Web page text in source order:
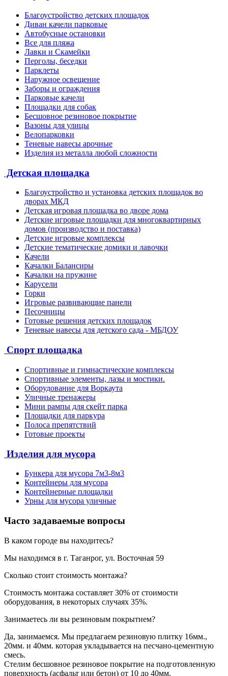
Благоустройство детских площадок
Диван качели парковые
Автобусные остановки
Все для пляжа
Лавки и Скамейки
Перголы, беседки
Парклеты
Наружное освещение
Заборы и ограждения
Парковые качели
Площадки для собак
Бесшовное резиновое покрытие
Вазоны для улицы
Велопарковки
Теневые навесы арочные
Изделия из металла любой сложности
Детская площадка
Благоустройство и установка детских площадок во
дворах МКД
Детская игровая площадка во дворе дома
Детские игровые площадки для многоквартирных
домов (производство и поставка)
Детские игровые комплексы
Детские тематические домики и лавочки
Качели
Качалки Балансиры
Качалки на пружине
Карусели
Горки
Игровые развивающие панели
Песочницы
Готовые решения детских площадок
Теневые навесы для детского сада - МБДОУ
Спорт площадка
Спортивные и гимнастические комплексы
Спортивные элементы, лазы и мостики.
Оборудование для Воркаута
Уличные тренажеры
Мини рампы для скейт парка
Площадки для паркура
Полоса препятствий
Готовые проекты
Изделия для мусора
Бункера для мусора 7м3-8м3
Контейнеры для мусора
Контейнерные площадки
Урны для мусора уличные
Часто задаваемые вопросы
В каком городе вы находитесь?
Мы находимся в г. Таганрог, ул. Восточная 59
Сколько стоит стоимость монтажа?
Стоимость монтажа составляет 30% от стоимости
оборудования, в некоторых случаях 35%.
Занимаетесь ли вы резиновым покрытием?
Да, занимаемся. Мы предлагаем резиновую плитку 16мм.,
20мм. и 40мм. которая укладывается на песчано-цементную
смесь.
Стелим бесшовное резиновое покрытие на подготовленную
поверхность (асфальт или бетон) от 10 до 40мм.